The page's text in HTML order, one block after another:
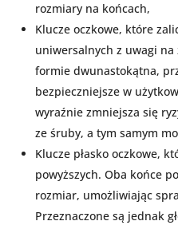
rozmiary na końcach,
Klucze oczkowe, które
uniwersalnych z uwagi
formie dwunastokątna,
bezpieczniejsze w
wyraźnie zmniejsza się
ze śruby, a tym samym
Klucze płasko oczkowe,
powyższych. Oba końce
rozmiar, umożliwiając
Przeznaczone są jednak